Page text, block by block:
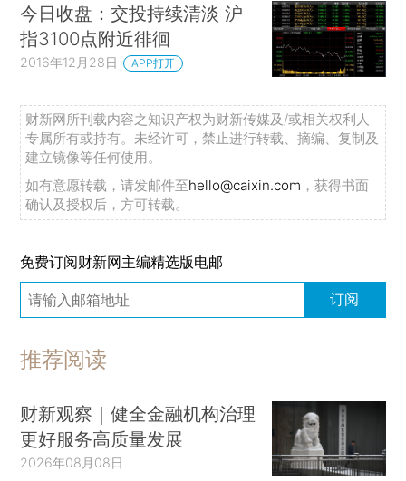
今日收盘：交投持续清淡 沪
指3100点附近徘徊
2016年12月28日 APP打开
财新网所刊载内容之知识产权为财新传媒及/或相关权利人
专属所有或持有。未经许可，禁止进行转载、摘编、复制及
建立镜像等任何使用。
如有意愿转载，请发邮件至hello@caixin.com ，获得书面
确认及授权后，方可转载。
免费订阅财新网主编精选版电邮
订阅
推荐阅读
财新观察｜健全金融机构治理
更好服务高质量发展
2026年08月08日